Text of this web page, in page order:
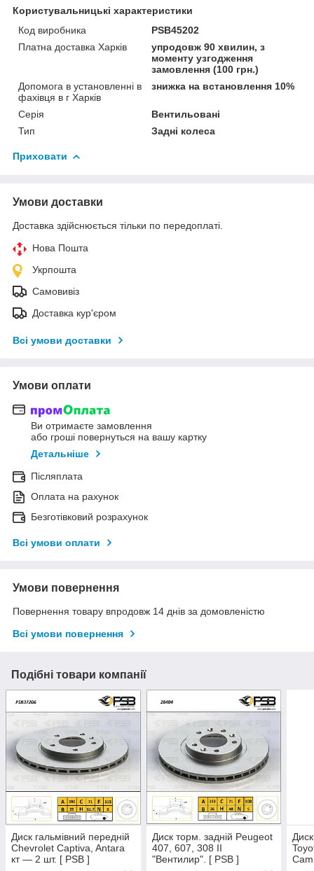
Користувальницькі характеристики
Код виробника
PSB45202
Платна доставка Харків
упродовж 90 хвилин, з
моменту узгодження
замовлення (100 грн.)
Допомога в установленні в
фахівця в г Харків
знижка на встановлення 10%
Серія
Вентильовані
Тип
Задні колеса
Приховати
Умови доставки
Доставка здійснюється тільки по передоплаті.
Нова Пошта
Укрпошта
Самовивіз
Доставка кур'єром
Всі умови доставки
Умови оплати
Ви отримаєте замовлення
або гроші повернуться на вашу картку
Детальніше
Післяплата
Оплата на рахунок
Безготівковий розрахунок
Всі умови оплати
Умови повернення
Повернення товару впродовж 14 днів за домовленістю
Всі умови повернення
Подібні товари компанії
Диск гальмівний передній
Chevrolet Captiva, Antara
кт — 2 шт. [ PSB ]
Диск торм. задній Peugeot
407, 607, 308 II
"Вентилир". [ PSB ]